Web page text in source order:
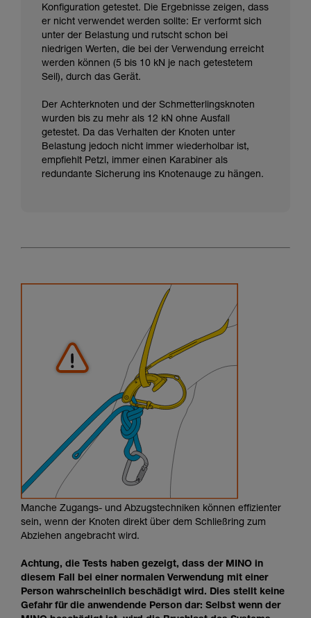
Konfiguration getestet. Die Ergebnisse zeigen, dass
er nicht verwendet werden sollte: Er verformt sich
unter der Belastung und rutscht schon bei
niedrigen Werten, die bei der Verwendung erreicht
werden können (5 bis 10 kN je nach getestetem
Seil), durch das Gerät.
Der Achterknoten und der Schmetterlingsknoten
wurden bis zu mehr als 12 kN ohne Ausfall
getestet. Da das Verhalten der Knoten unter
Belastung jedoch nicht immer wiederholbar ist,
empfiehlt Petzl, immer einen Karabiner als
redundante Sicherung ins Knotenauge zu hängen.
Manche Zugangs- und Abzugstechniken können effizienter
sein, wenn der Knoten direkt über dem Schließring zum
Abziehen angebracht wird.
Achtung, die Tests haben gezeigt, dass der MINO in
diesem Fall bei einer normalen Verwendung mit einer
Person wahrscheinlich beschädigt wird. Dies stellt keine
Gefahr für die anwendende Person dar: Selbst wenn der